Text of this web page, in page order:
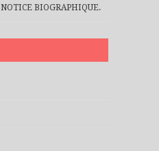
NOTICE BIOGRAPHIQUE.